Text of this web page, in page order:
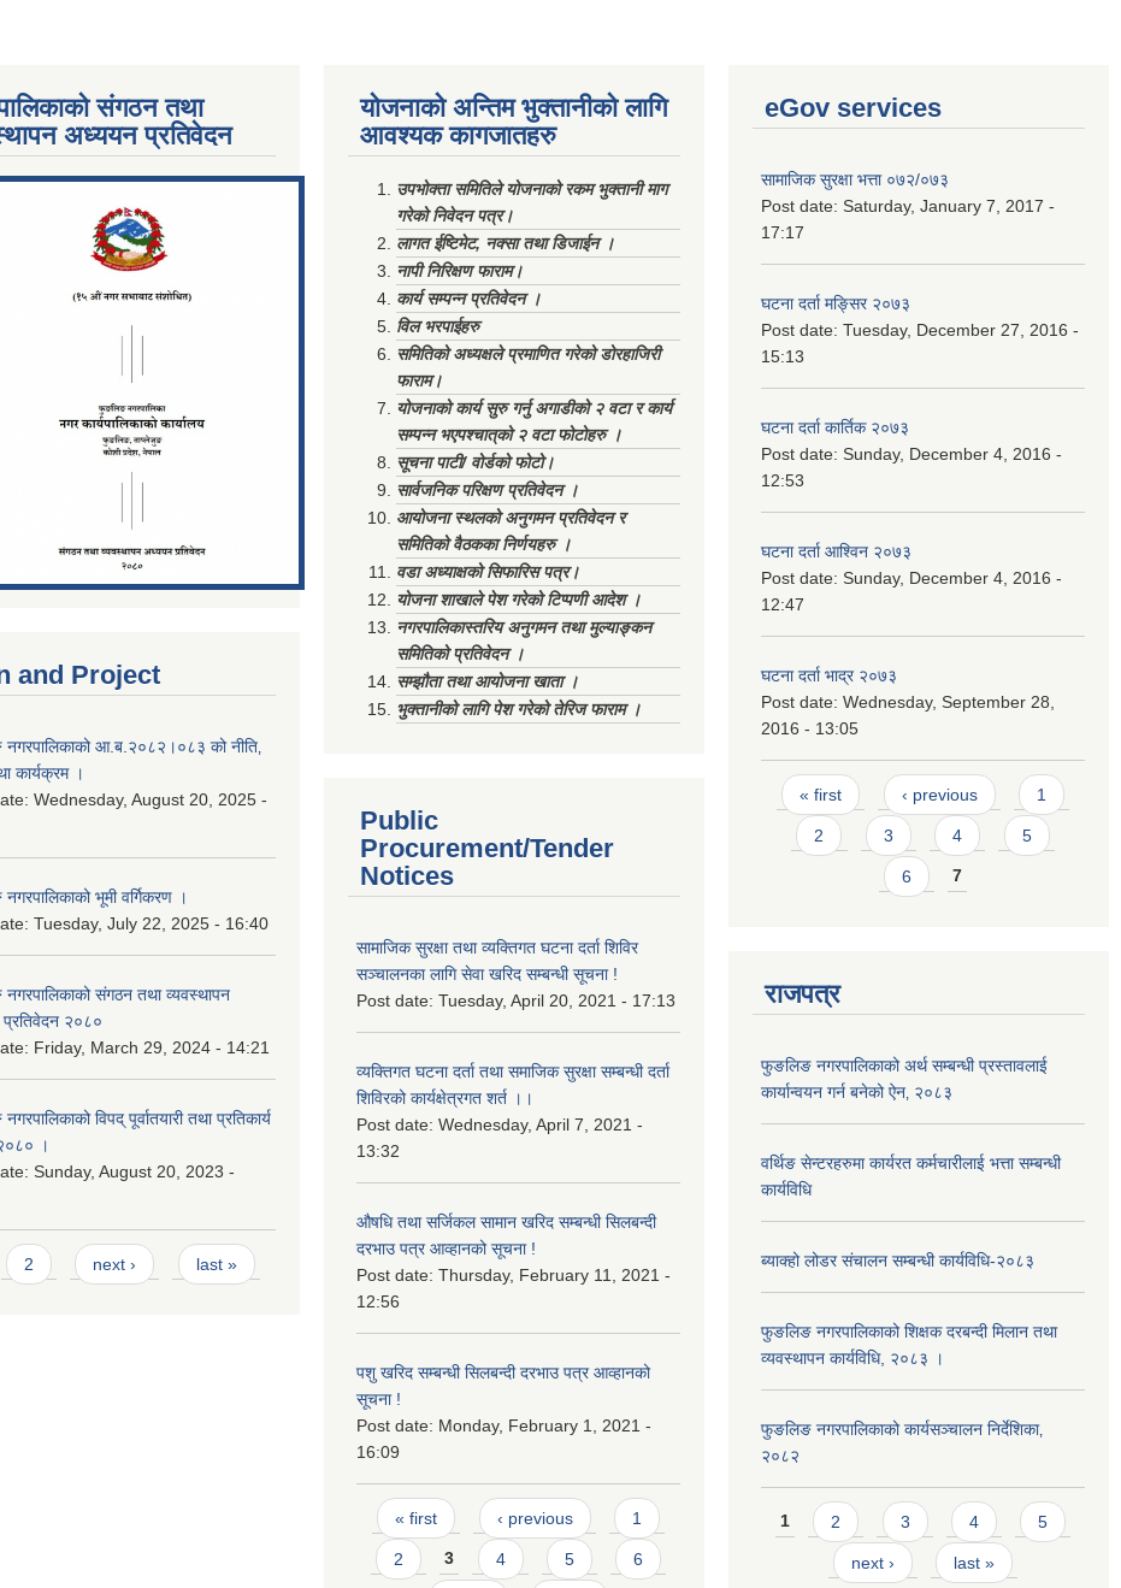
Al...
संगठन तथा
अध्ययन प्रतिवेदन
and Project
आ.ब.२०८२।०८३ को नीति‚
कार्यक्रम ।
Wednesday, August 20, 2025 -
भूमी वर्गिकरण ।
Tuesday, July 22, 2025 - 16:40
संगठन तथा व्यवस्थापन
२०८०
Friday, March 29, 2024 - 14:21
विपद् पूर्वातयारी तथा प्रतिकार्य
।
Sunday, August 20, 2023 -
2 next › last »
योजनाको अन्तिम भुक्तानीको लागि
आवश्यक कागजातहरु
उपभोक्ता समितिले योजनाको रकम भुक्तानी माग
गरेको निवेदन पत्र।
लागत ईष्टिमेट, नक्सा तथा डिजाईन ।
नापी निरिक्षण फाराम।
कार्य सम्पन्न प्रतिवेदन ।
विल भरपाईहरु
समितिको अध्यक्षले प्रमाणित गरेको डोरहाजिरी
फाराम।
योजनाको कार्य सुरु गर्नु अगाडीको २ वटा र कार्य
सम्पन्न भएपश्चात्‌को २ वटा फोटोहरु ।
सूचना पाटी/ वोर्डको फोटो।
सार्वजनिक परिक्षण प्रतिवेदन ।
आयोजना स्थलको अनुगमन प्रतिवेदन र
समितिको वैठकका निर्णयहरु ।
वडा अध्याक्षको सिफारिस पत्र।
योजना शाखाले पेश गरेको टिप्पणी आदेश ।
नगरपालिकास्तरिय अनुगमन तथा मुल्याङ्कन
समितिको प्रतिवेदन ।
सम्झौता तथा आयोजना खाता ।
भुक्तानीको लागि पेश गरेको तेरिज फाराम ।
Public
Procurement/Tender
Notices
सामाजिक सुरक्षा तथा व्यक्तिगत घटना दर्ता शिविर
सञ्चालनका लागि सेवा खरिद सम्बन्धी सूचना !
Post date: Tuesday, April 20, 2021 - 17:13
व्यक्तिगत घटना दर्ता तथा समाजिक सुरक्षा सम्बन्धी दर्ता
शिविरको कार्यक्षेत्रगत शर्त ।।
Post date: Wednesday, April 7, 2021 -
13:32
औषधि तथा सर्जिकल सामान खरिद सम्बन्धी सिलबन्दी
दरभाउ पत्र आव्हानको सूचना !
Post date: Thursday, February 11, 2021 -
12:56
पशु खरिद सम्बन्धी सिलबन्दी दरभाउ पत्र आव्हानको
सूचना !
Post date: Monday, February 1, 2021 -
16:09
Pages
« first ‹ previous 1
2 3 4 5 6
eGov services
सामाजिक सुरक्षा भत्ता ०७२/०७३
Post date: Saturday, January 7, 2017 -
17:17
घटना दर्ता मङ्सिर २०७३
Post date: Tuesday, December 27, 2016 -
15:13
घटना दर्ता कार्तिक २०७३
Post date: Sunday, December 4, 2016 -
12:53
घटना दर्ता आश्विन २०७३
Post date: Sunday, December 4, 2016 -
12:47
घटना दर्ता भाद्र २०७३
Post date: Wednesday, September 28,
2016 - 13:05
Pages
« first ‹ previous 1
2 3 4 5
6 7
राजपत्र
फुङलिङ नगरपालिकाको अर्थ सम्बन्धी प्रस्तावलाई
कार्यान्वयन गर्न बनेको ऐन‚ २०८३
वर्थिङ सेन्टरहरुमा कार्यरत कर्मचारीलाई भत्ता सम्बन्धी
कार्यविधि
ब्याक्हो लोडर संचालन सम्बन्धी कार्यविधि-२०८३
फुङलिङ नगरपालिकाको शिक्षक दरबन्दी मिलान तथा
व्यवस्थापन कार्यविधि, २०८३ ।
फुङलिङ नगरपालिकाको कार्यसञ्चालन निर्देशिका‚
२०८२
Pages
1 2 3 4 5
next › last »